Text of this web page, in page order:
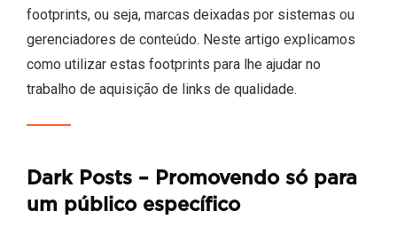
footprints, ou seja, marcas deixadas por sistemas ou
gerenciadores de conteúdo. Neste artigo explicamos
como utilizar estas footprints para lhe ajudar no
trabalho de aquisição de links de qualidade.
Dark Posts – Promovendo só para
um público específico